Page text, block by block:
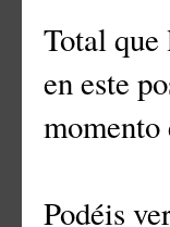
Total que
en este
momento
Podéis